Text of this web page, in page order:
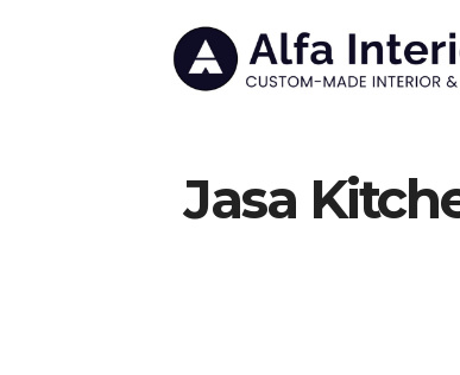
Jasa